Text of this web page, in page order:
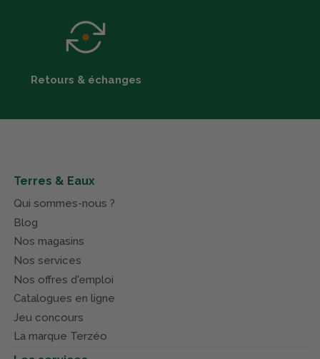
Retours & échanges
Terres & Eaux
Qui sommes-nous ?
Blog
Nos magasins
Nos services
Nos offres d'emploi
Catalogues en ligne
Jeu concours
La marque Terzéo